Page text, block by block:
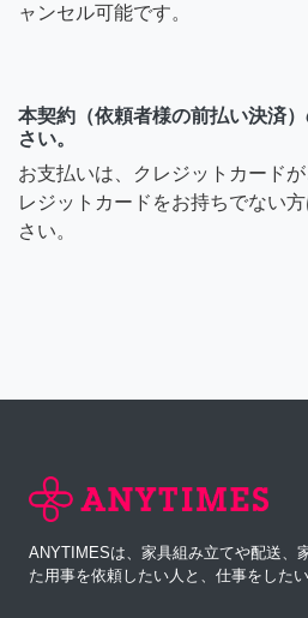
ャンセル可能です。
本契約（依頼者様の前払い決済
さい。
お支払いは、クレジットカード
レジットカードをお持ちでない
さい。
ANYTIMESは、家具組み立てや配送、
た用事を依頼したい人と、仕事をした